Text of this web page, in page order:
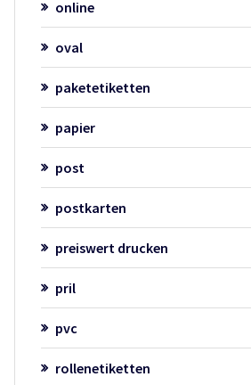
online
oval
paketetiketten
papier
post
postkarten
preiswert drucken
pril
pvc
rollenetiketten